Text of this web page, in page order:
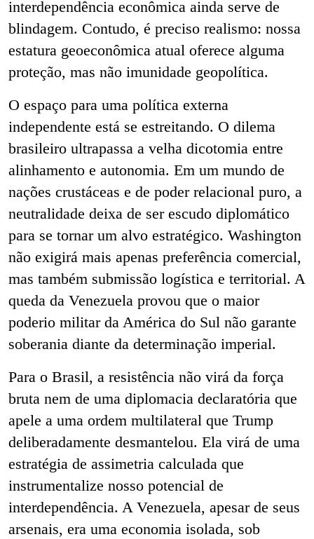
interdependência econômica ainda serve de
blindagem. Contudo, é preciso realismo: nossa
estatura geoeconômica atual oferece alguma
proteção, mas não imunidade geopolítica.
O espaço para uma política externa
independente está se estreitando. O dilema
brasileiro ultrapassa a velha dicotomia entre
alinhamento e autonomia. Em um mundo de
nações crustáceas e de poder relacional puro, a
neutralidade deixa de ser escudo diplomático
para se tornar um alvo estratégico. Washington
não exigirá mais apenas preferência comercial,
mas também submissão logística e territorial. A
queda da Venezuela provou que o maior
poderio militar da América do Sul não garante
soberania diante da determinação imperial.
Para o Brasil, a resistência não virá da força
bruta nem de uma diplomacia declaratória que
apele a uma ordem multilateral que Trump
deliberadamente desmantelou. Ela virá de uma
estratégia de assimetria calculada que
instrumentalize nosso potencial de
interdependência. A Venezuela, apesar de seus
arsenais, era uma economia isolada, sob